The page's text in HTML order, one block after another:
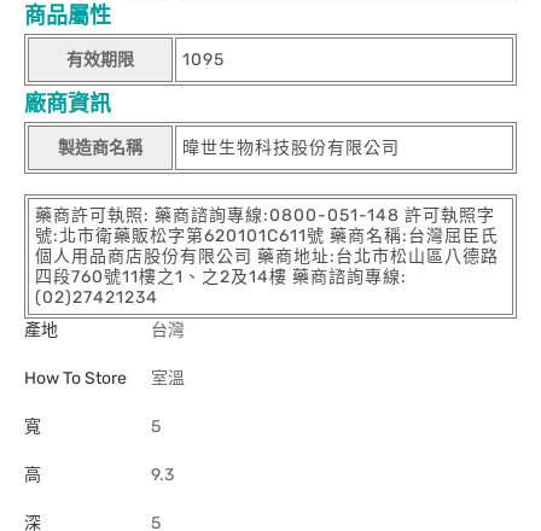
商品屬性
有效期限 1095
廠商資訊
製造商名稱 暐世生物科技股份有限公司
藥商許可執照: 藥商諮詢專線:0800-051-148 許可執照字
號:北市衛藥販松字第620101C611號 藥商名稱:台灣屈臣氏
個人用品商店股份有限公司 藥商地址:台北市松山區八德路
四段760號11樓之1、之2及14樓 藥商諮詢專線:
(02)27421234
產地
台灣
How To Store 室溫
寬 5
高 9.3
深 5